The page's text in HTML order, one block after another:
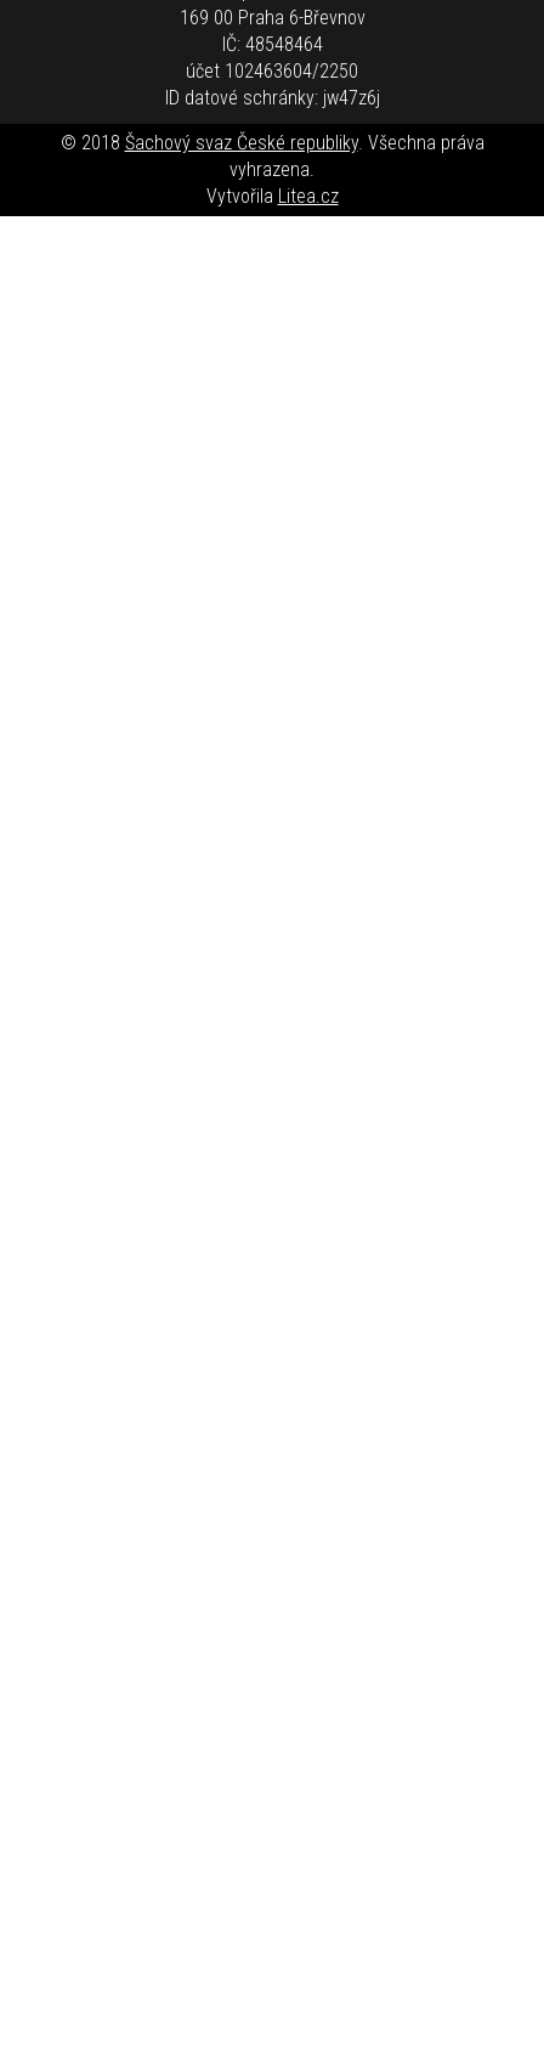
169 00 Praha 6-Břevnov
IČ: 48548464
účet 102463604/2250
ID datové schránky: jw47z6j
© 2018 Šachový svaz České republiky. Všechna práva
vyhrazena.
Vytvořila Litea.cz